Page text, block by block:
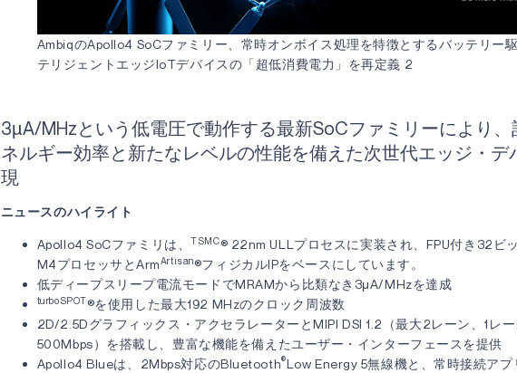
AmbiqのApollo4 SoCファミリー、常時オンボイス処理を特徴とするバッテリー
テリジェントエッジIoTデバイスの「超低消費電力」を再定義 2
3µA/MHzという低電圧で動作する最新SoCファミリーにより、
ネルギー効率と新たなレベルの性能を備えた次世代エッジ・デ
現
ニュースのハイライト
Apollo4 SoCファミリは、 TSMC® 22nm ULLプロセスに実装され、FPU付き32ビ
M4プロセッサとArmArtisan®フィジカルIPをベースにしています。
低ディープスリープ電流モードでMRAMから比類なき3μA/MHzを達成
turboSPOT®を使用した最大192 MHzのクロック周波数
2D/2.5Dグラフィックス・アクセラレーターとMIPI DSI 1.2（最大2レーン、1レー
500Mbps）を搭載し、豊富な機能を備えたユーザー・インターフェースを提供
Apollo4 Blueは、2Mbps対応のBluetooth®Low Energy 5無線機と、常時接続アプ